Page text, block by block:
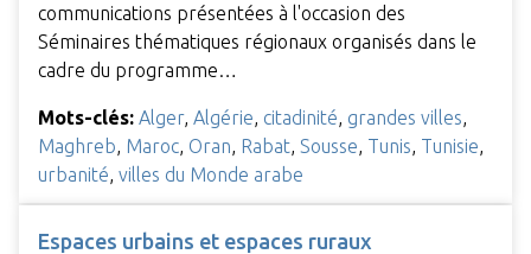
communications présentées à l'occasion des
Séminaires thématiques régionaux organisés dans le
cadre du programme…
Mots-clés: Alger, Algérie, citadinité, grandes villes,
Maghreb, Maroc, Oran, Rabat, Sousse, Tunis, Tunisie,
urbanité, villes du Monde arabe
Espaces urbains et espaces ruraux